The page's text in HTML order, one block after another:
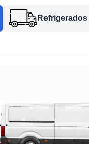
Refrigerados